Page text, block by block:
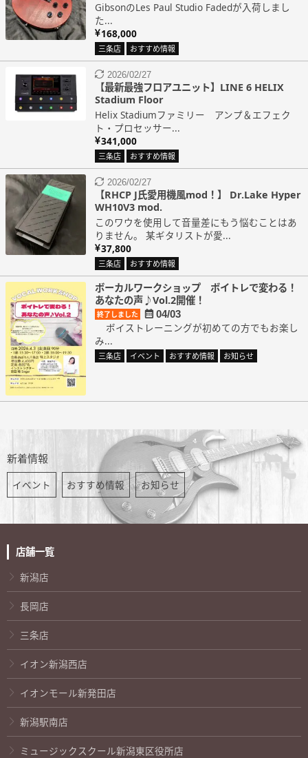
GibsonのLes Paul Studio Fadedが入荷しまし
た...
168,000
三条店 おすすめ情報
2026/02/27
【最新最強フロアユニット】LINE 6 HELIX
Stadium Floor
Helix Stadiumファミリー アンプ＆エフェク
ト・プロセッサー...
341,000
三条店 おすすめ情報
2026/02/27
【RHCP J氏愛用機風mod！】 Dr.Lake Hyper
WH10V3 mod.
このワウを使用して音量差にもう悩むことはあ
りません。 某ギタリストが愛...
37,800
三条店 おすすめ情報
ボーカルワークショップ ボイトレで変わる！
あなたの声♪Vol.2開催！
終了しました 04/03
ボイストレーニングが初めての方でもお楽し
み...
三条店 イベント おすすめ情報 お知らせ
新着情報
イベント おすすめ情報 お知らせ
店舗一覧
新潟店
長岡店
三条店
イオン新潟西店
イオンモール新発田店
新潟駅南店
ミュージックスクール新潟東区役所店